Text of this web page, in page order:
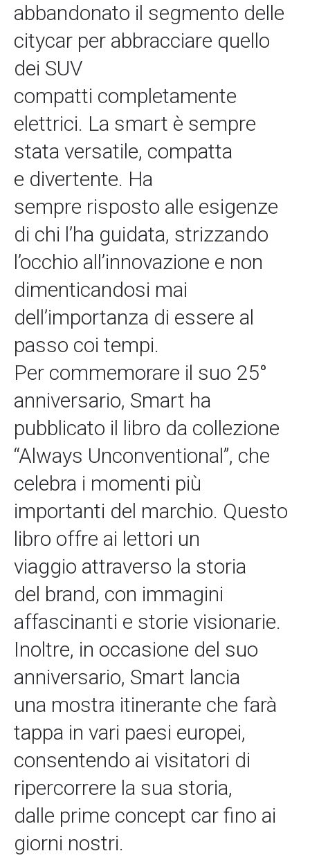
abbandonato il segmento delle
citycar per abbracciare quello
dei SUV
compatti completamente
elettrici. La smart è sempre
stata versatile, compatta
e divertente. Ha
sempre risposto alle esigenze
di chi l’ha guidata, strizzando
l’occhio all’innovazione e non
dimenticandosi mai
dell’importanza di essere al
passo coi tempi.
Per commemorare il suo 25°
anniversario, Smart ha
pubblicato il libro da collezione
“Always Unconventional”, che
celebra i momenti più
importanti del marchio. Questo
libro offre ai lettori un
viaggio attraverso la storia
del brand, con immagini
affascinanti e storie visionarie.
Inoltre, in occasione del suo
anniversario, Smart lancia
una mostra itinerante che farà
tappa in vari paesi europei,
consentendo ai visitatori di
ripercorrere la sua storia,
dalle prime concept car fino ai
giorni nostri.